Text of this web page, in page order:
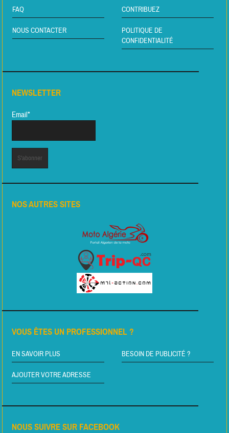
FAQ CONTRIBUEZ
NOUS CONTACTER
POLITIQUE DE
CONFIDENTIALITÉ
NEWSLETTER
Email*
NOS AUTRES SITES
VOUS ÊTES UN PROFESSIONNEL ?
EN SAVOIR PLUS BESOIN DE PUBLICITÉ ?
AJOUTER VOTRE ADRESSE
NOUS SUIVRE SUR FACEBOOK